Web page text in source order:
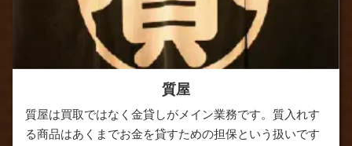
質屋
質屋は買取ではなく金貸しがメイン業務です。質入れす
る商品はあくまでお金を貸すための担保という扱いです